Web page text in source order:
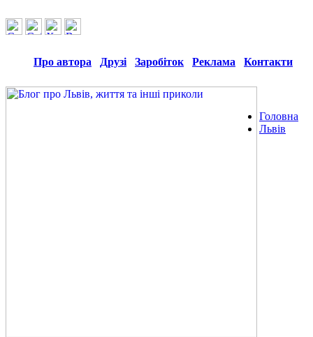
Про автора Друзі Заробіток Реклама Контакти
Головна
Львів